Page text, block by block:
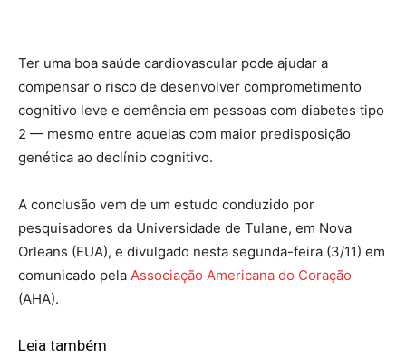
Ter uma boa saúde cardiovascular pode ajudar a
compensar o risco de desenvolver comprometimento
cognitivo leve e demência em pessoas com diabetes tipo
2 — mesmo entre aquelas com maior predisposição
genética ao declínio cognitivo.
A conclusão vem de um estudo conduzido por
pesquisadores da Universidade de Tulane, em Nova
Orleans (EUA), e divulgado nesta segunda-feira (3/11) em
comunicado pela Associação Americana do Coração
(AHA).
Leia também